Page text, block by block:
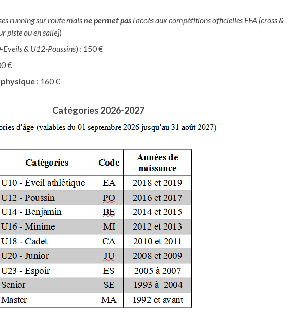
running sur route maisne permet pas l’accès aux compétitions officielles FFA [cross &
piste ou en salle])
Eveils & U12-Poussins) : 150 €
€
: 160 €
Catégories 2026-2027